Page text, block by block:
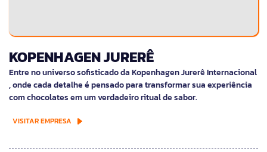
KOPENHAGEN JURERÊ
Entre no universo sofisticado da Kopenhagen Jurerê Internacional
, onde cada detalhe é pensado para transformar sua experiência
com chocolates em um verdadeiro ritual de sabor.
VISITAR EMPRESA